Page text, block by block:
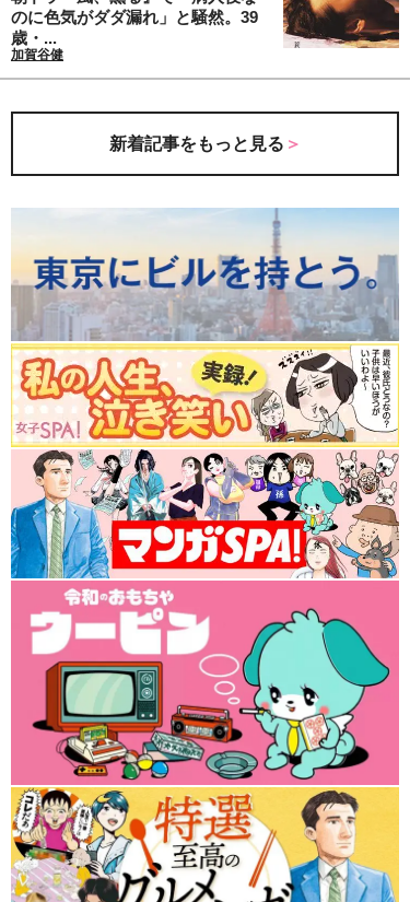
のに色気がダダ漏れ」と騒然。39
歳・...
加賀谷健
新着記事をもっと見る